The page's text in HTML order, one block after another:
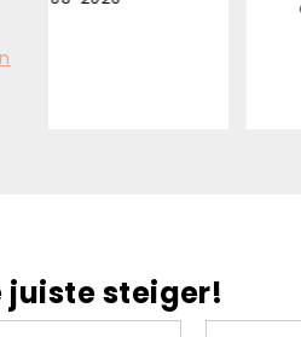
daardoor stond de
onverwacht
Danny Leon -
juiste steiger!